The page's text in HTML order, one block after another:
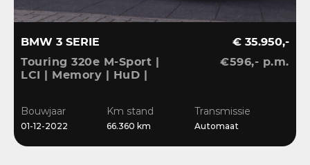
BMW 3 SERIE
Touring 320e M-Sport |
LCI | Memory | HuD |
Stoelverwarming
€ 35.950,-
€596,- p.m.
Bouwjaar
01-12-2022
Km stand
66.360 km
Transmissie
Automaat